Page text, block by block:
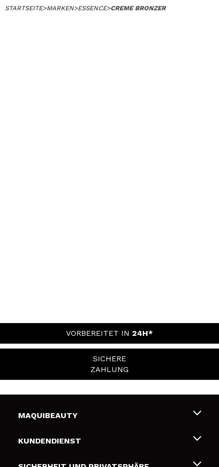
STARTSEITE>MARKEN>ESSENCE>CREME BRONZER
VORBEREITET IN 24H*
SICHERE
ZAHLUNG
MAQUIBEAUTY
Über uns
KUNDENDIENST
Liefer- und Versandkosten